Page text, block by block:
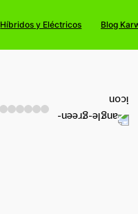
Híbridos y Eléctricos Blog